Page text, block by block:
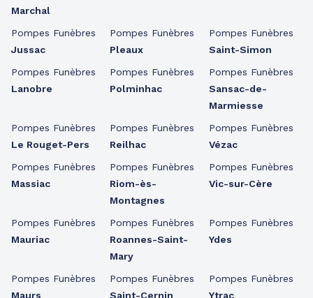
Marchal
Pompes Funèbres
Jussac
Pompes Funèbres
Lanobre
Pompes Funèbres
Le Rouget-Pers
Pompes Funèbres
Massiac
Pompes Funèbres
Mauriac
Pompes Funèbres
Maurs
Pompes Funèbres
Pleaux
Pompes Funèbres
Polminhac
Pompes Funèbres
Reilhac
Pompes Funèbres
Riom-ès-
Montagnes
Pompes Funèbres
Roannes-Saint-
Mary
Pompes Funèbres
Saint-Cernin
Pompes Funèbres
Saint-Simon
Pompes Funèbres
Sansac-de-
Marmiesse
Pompes Funèbres
Vézac
Pompes Funèbres
Vic-sur-Cère
Pompes Funèbres
Ydes
Pompes Funèbres
Ytrac